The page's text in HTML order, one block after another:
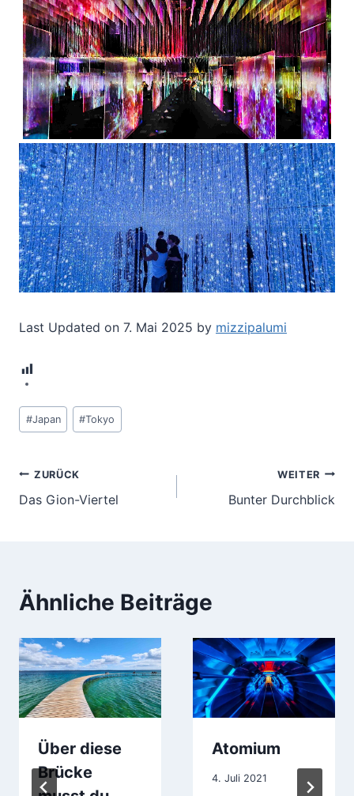
Last Updated on 7. Mai 2025 by mizzipalumi
Schlagworte:
#Japan #Tokyo
Beitragsnavigation
ZURÜCK
Das Gion-Viertel
WEITER
Bunter Durchblick
Ähnliche Beiträge
Über diese
Brücke
Atomium
4. Juli 2021